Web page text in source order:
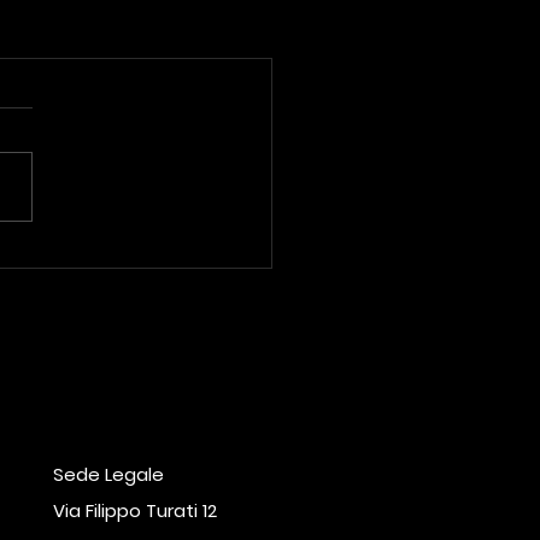
Sede Legale
Via Filippo Turati 12